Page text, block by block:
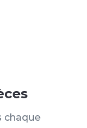
chaque